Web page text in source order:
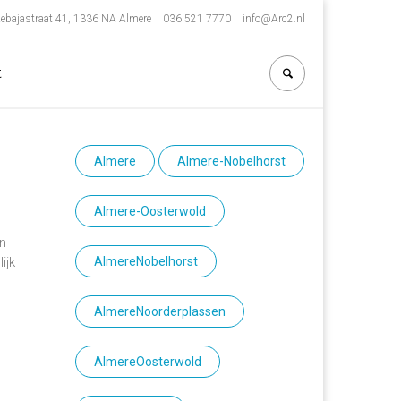
41, 1336 NA Almere 036 521 7770 info@Arc2.nl
Almere Almere-Nobelhorst
Almere-Oosterwold
AlmereNobelhorst
AlmereNoorderplassen
AlmereOosterwold